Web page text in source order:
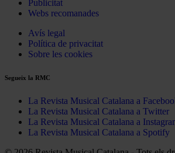
Publicitat
Webs recomanades
Avís legal
Política de privacitat
Sobre les cookies
Segueix la RMC
La Revista Musical Catalana a
La Revista Musical Catalana a Twitter
La Revista Musical Catalana a
La Revista Musical Catalana a Spotify